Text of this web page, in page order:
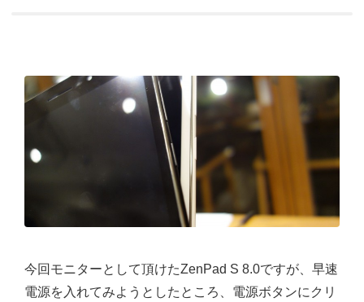
今回モニターとして頂けたZenPad S 8.0ですが、早速
電源を入れてみようとしたところ、電源ボタンにクリ